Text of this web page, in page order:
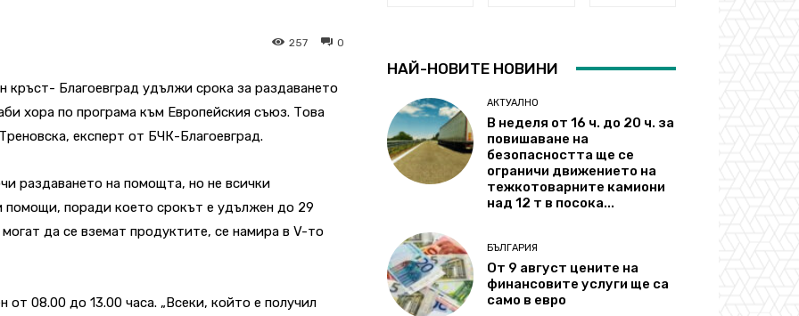
0
257
кръст- Благоевград удължи срока за раздаването
хора по програма към Европейския съюз. Това
експерт от БЧК-Благоевград.
раздаването на помощта, но не всички
помощи, поради което срокът е удължен до 29
да се вземат продуктите, се намира в V-то
08.00 до 13.00 часа. „Всеки, който е получил
НАЙ-НОВИТЕ НОВИНИ
АКТУАЛНО
В неделя от 16 ч. до 20 ч. за
повишаване на
безопасността ще се
ограничи движението на
тежкотоварните камиони
над 12 т в посока...
БЪЛГАРИЯ
От 9 август цените на
финансовите услуги ще са
само в евро